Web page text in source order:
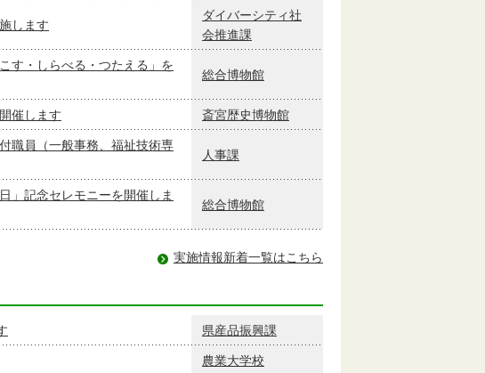
します
ダイバーシティ社
会推進課
す・しらべる・つたえる」を
総合博物館
催します 斎宮歴史博物館
職員（一般事務、福祉技術専
人事課
」記念セレモニーを開催しま
総合博物館
実施情報新着一覧はこちら
県産品振興課
農業大学校